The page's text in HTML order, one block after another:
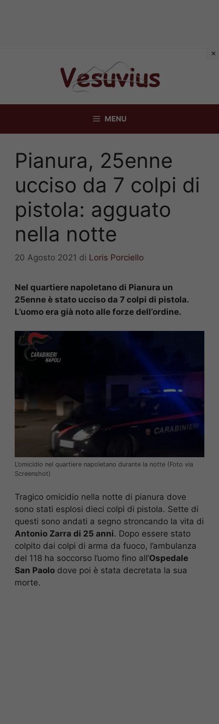
MENU
Pianura, 25enne
ucciso da 7 colpi di
pistola: agguato
nella notte
20 Agosto 2021 di Loris Porciello
Nel quartiere napoletano di Pianura un
25enne è stato ucciso da 7 colpi di pistola.
L’uomo era già noto alle forze dell’ordine.
L’omicidio nel quartiere napoletano durante la notte (Foto via
Screenshot)
Tragico omicidio nella notte di pianura dove
sono stati esplosi dieci colpi di pistola. Sette di
questi sono andati a segno stroncando la vita di
Antonio Zarra di 25 anni. Dopo essere stato
colpito dai colpi di arma da fuoco, l’ambulanza
del 118 ha soccorso l’uomo fino all’Ospedale
San Paolo dove poi è stata decretata la sua
morte.